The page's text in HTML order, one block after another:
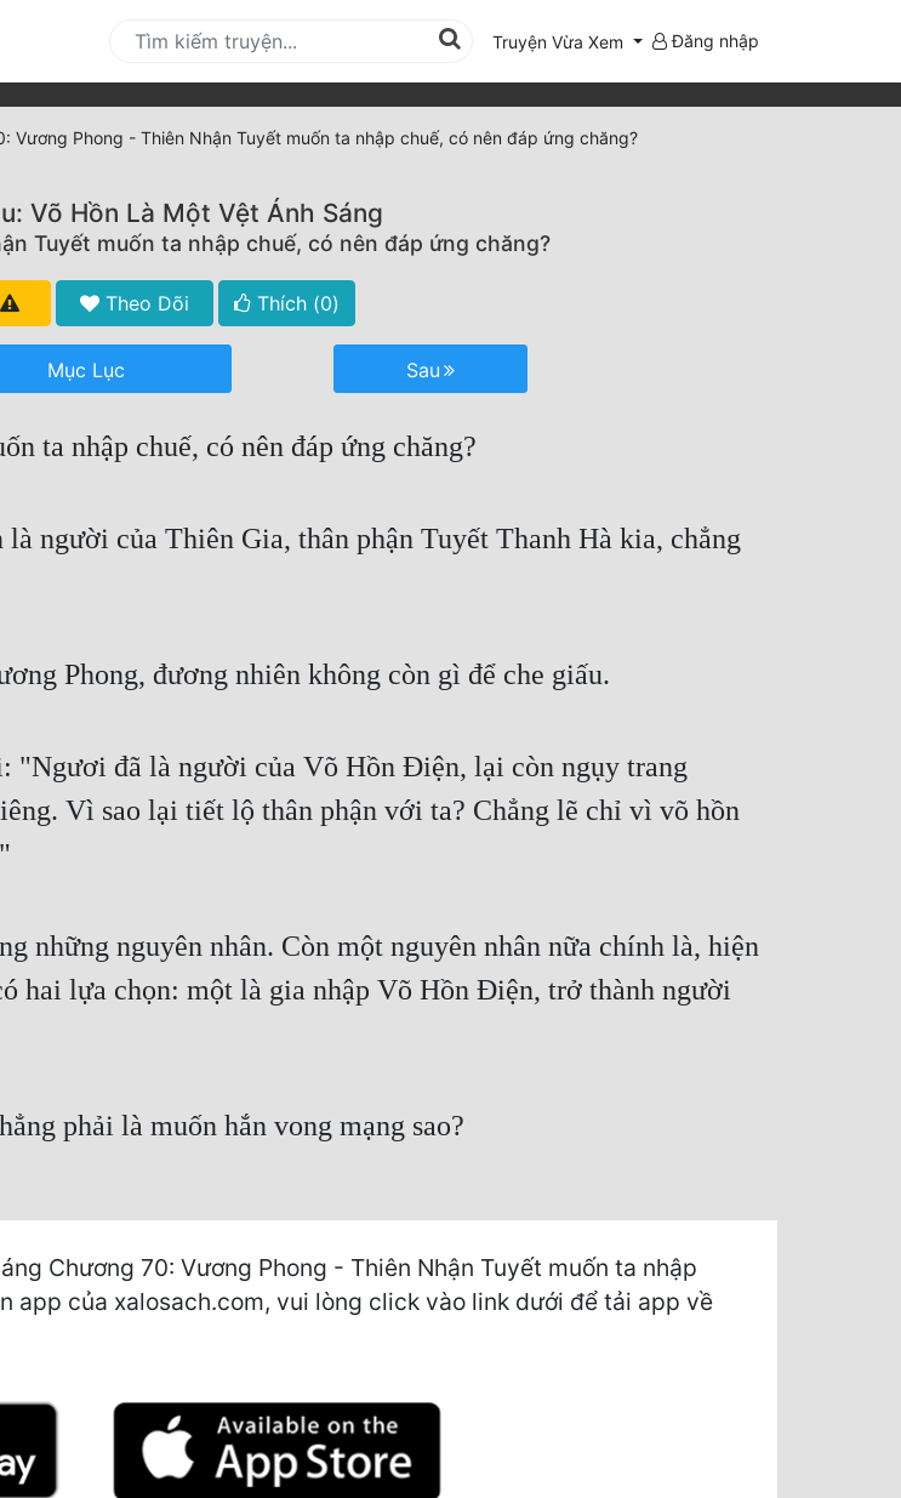
Truyện Vừa Xem Đăng nhập
Vương Phong - Thiên Nhận Tuyết muốn ta nhập chuế, có nên đáp ứng chăng?
Võ Hồn Là Một Vệt Ánh Sáng
Tuyết muốn ta nhập chuế, có nên đáp ứng chăng?
Theo Dõi Thích (0)
Mục Lục Sau
ta nhập chuế, có nên đáp ứng chăng?
người của Thiên Gia, thân phận Tuyết Thanh Hà kia, chẳng
Phong, đương nhiên không còn gì để che giấu.
"Ngươi đã là người của Võ Hồn Điện, lại còn ngụy trang
Vì sao lại tiết lộ thân phận với ta? Chẳng lẽ chỉ vì võ hồn
những nguyên nhân. Còn một nguyên nhân nữa chính là, hiện
hai lựa chọn: một là gia nhập Võ Hồn Điện, trở thành người
phải là muốn hắn vong mạng sao?
Chương 70: Vương Phong - Thiên Nhận Tuyết muốn ta nhập
app của xalosach.com, vui lòng click vào link dưới để tải app về